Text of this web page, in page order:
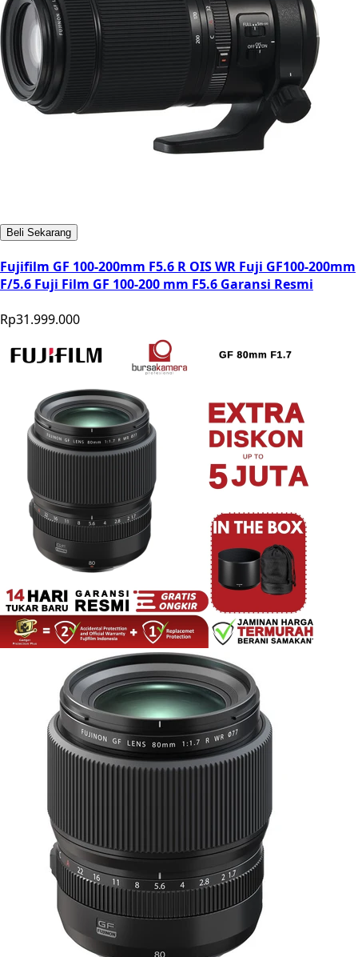
Beli Sekarang
Fujifilm GF 100-200mm F5.6 R OIS WR Fuji GF100-200mm
F/5.6 Fuji Film GF 100-200 mm F5.6 Garansi Resmi
Rp31.999.000